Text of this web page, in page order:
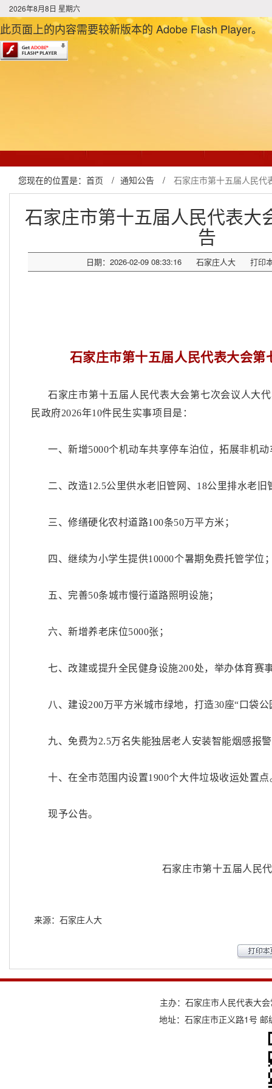
2026年8月8日 星期六
此页面上的内容需要较新版本的 Adobe Flash Player。
您现在的位置是： 首页 / 通知公告 / 石家庄市第十五届人民代
石家庄市第十五届人民代表大
告
日期：2026-02-09 08:33:16 石家庄人大 打印
石家庄市第十五届人民代表大会第
石家庄市第十五届人民代表大会第七次会议人大
民政府2026年10件民生实事项目是：
一、新增5000个机动车共享停车泊位，拓展非机
二、改造12.5公里供水老旧管网、18公里排水老旧
三、修缮硬化农村道路100条50万平方米；
四、继续为小学生提供10000个暑期免费托管学位
五、完善50条城市慢行道路照明设施；
六、新增养老床位5000张；
七、改建或提升全民健身设施200处，举办体育赛
八、建设200万平方米城市绿地，打造30座“口袋公
九、免费为2.5万名失能独居老人安装智能烟感报
十、在全市范围内设置1900个大件垃圾收运处置点
现予公告。
石家庄市第十五届人民
来源：石家庄人大
主办：石家庄市人民代表大
地址：石家庄市正义路1号